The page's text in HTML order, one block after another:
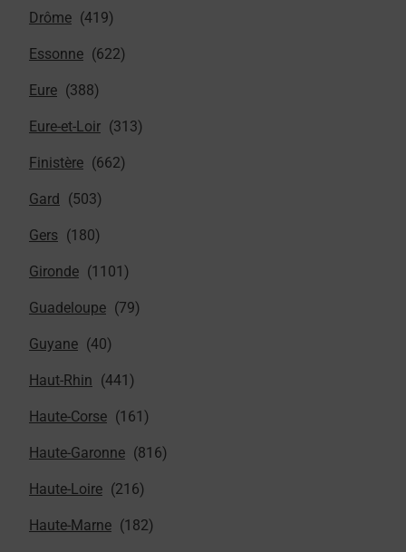
Drôme
Essonne
Eure
Eure-et-Loir
Finistère
Gard
Gers
Gironde
Guadeloupe
Guyane
Haut-Rhin
Haute-Corse
Haute-Garonne
Haute-Loire
Haute-Marne